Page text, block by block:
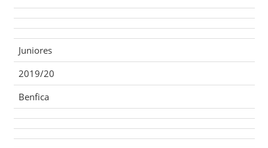
Juniores
2019/20
Benfica